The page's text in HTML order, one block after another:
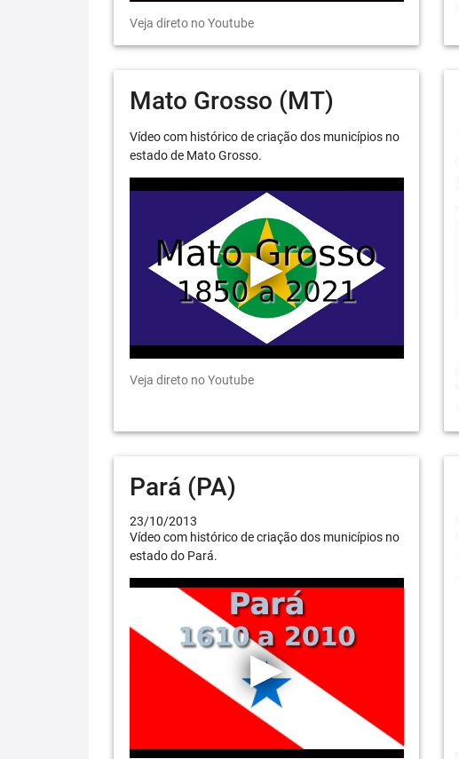
Veja direto no Youtube
Mato Grosso (MT)
Vídeo com histórico de criação dos municípios no
estado de Mato Grosso.
Veja direto no Youtube
Pará (PA)
23/10/2013
Vídeo com histórico de criação dos municípios no
estado do Pará.